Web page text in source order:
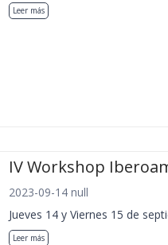
Leer más
IV Workshop
2023-09-14 null
Jueves 14 y Viernes 15 de
Leer más